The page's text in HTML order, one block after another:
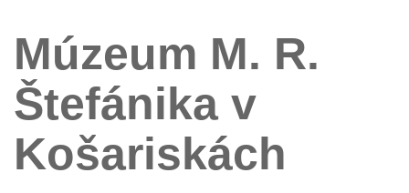
Múzeum M. R.
Štefánika v
Košariskách